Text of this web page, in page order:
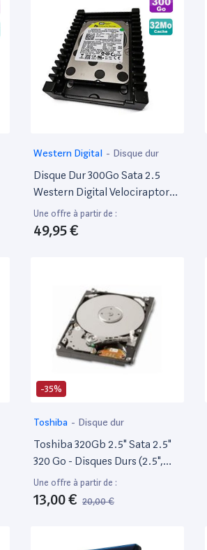
Western Digital - Disque dur
Disque Dur 300Go Sata 2.5
Western Digital Velociraptor
Wd3000Hlhx Rack Icepack 3.5
Une offre à partir de :
49,95 €
-35%
Toshiba - Disque dur
Toshiba 320Gb 2.5" Sata 2.5"
320 Go - Disques Durs (2.5",
320 Go, 5400 Tr/Min)
Une offre à partir de :
13,00 € 20,00 €